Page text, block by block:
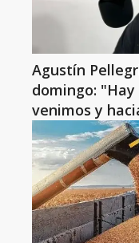
Agustín
domingo:
venimos y